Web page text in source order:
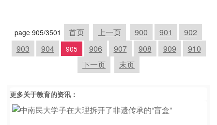
page 905/3501 首页 上一页 900 901
902
903
904 905 906 907 908 909
910
下一页
末页
更多关于教育的资讯：